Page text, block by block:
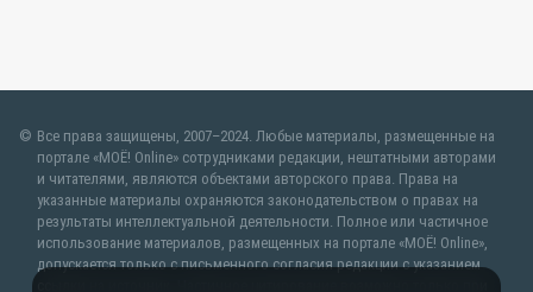
Все права защищены, 2007–2024. Любые материалы, размещенные на
портале «МОЁ! Online» сотрудниками редакции, нештатными авторами
и читателями, являются объектами авторского права. Права на
указанные материалы охраняются законодательством о правах на
результаты интеллектуальной деятельности. Полное или частичное
использование материалов, размещенных на портале «МОЁ! Online»,
допускается только с письменного согласия редакции с указанием